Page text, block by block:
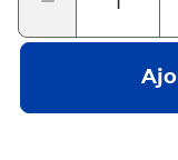
fines et délicates La
PicoFinish®
PicoFinish®
PicoFinish®
PicoFinish®